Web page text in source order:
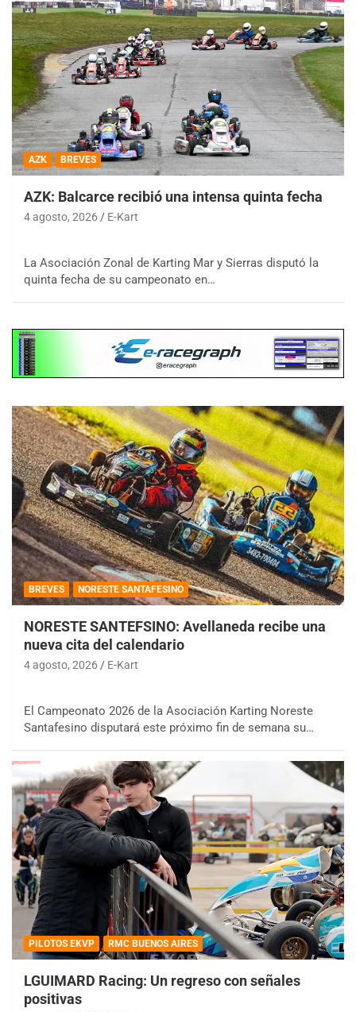
AZK BREVES
AZK: Balcarce recibió una intensa quinta fecha
4 agosto, 2026 E-Kart
La Asociación Zonal de Karting Mar y Sierras disputó la
quinta fecha de su campeonato en…
BREVES NORESTE SANTAFESINO
NORESTE SANTEFSINO: Avellaneda recibe una
nueva cita del calendario
4 agosto, 2026 E-Kart
El Campeonato 2026 de la Asociación Karting Noreste
Santafesino disputará este próximo fin de semana su…
PILOTOS EKVP RMC BUENOS AIRES
LGUIMARD Racing: Un regreso con señales
positivas